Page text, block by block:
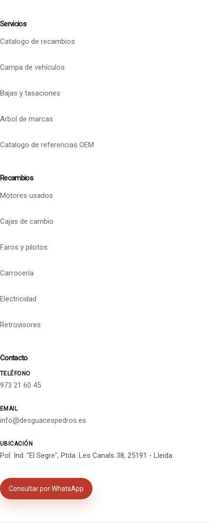
Servicios
Catalogo de recambios
Campa de vehículos
Bajas y tasaciones
Arbol de marcas
Catalogo de referencias OEM
Recambios
Motores usados
Cajas de cambio
Faros y pilotos
Carrocería
Electricidad
Retrovisores
Contacto
TELÉFONO
973 21 60 45
EMAIL
info@desguacespedros.es
UBICACIÓN
Pol. Ind. "El Segre", Ptda. Les Canals 38, 25191 - Lleida
Consultar por WhatsApp